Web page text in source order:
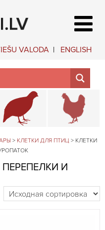
VALODA ENGLISH
для клеткок
и клетки для
Клетки для
> КЛЕТКИ ДЛЯ ПТИЦ > КЛЕТКИ
И